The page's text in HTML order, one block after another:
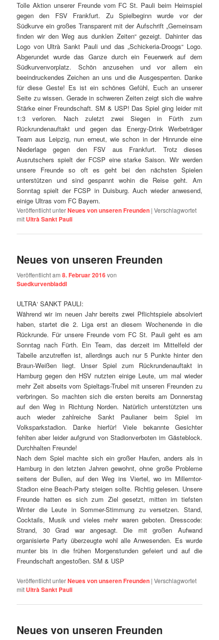
Tolle Aktion unserer Freunde vom FC St. Pauli beim Heimspiel
gegen den FSV Frankfurt. Zu Spielbeginn wurde vor der
Südkurve ein großes Transparent mit der Aufschrift „Gemeinsam
finden wir den Weg aus dunklen Zeiten“ gezeigt. Dahinter das
Logo von Ultrà Sankt Pauli und das „Schickeria-Droogs“ Logo.
Abgerundet wurde das Ganze durch ein Feuerwerk auf dem
Südkurvenvorplatz. Schön anzusehen und vor allem ein
beeindruckendes Zeichen an uns und die Ausgesperrten. Danke
für diese Geste! Es ist ein schönes Gefühl, Euch an unserer
Seite zu wissen. Gerade in schweren Zeiten zeigt sich die wahre
Stärke einer Freundschaft. SM & USP! Das Spiel ging leider mit
1:3 verloren. Nach zuletzt zwei Siegen in Fürth zum
Rückrundenauftakt und gegen das Energy-Drink Werbeträger
Team aus Leipzig, nun erneut, wie schon in der Hinrunde eine
Niederlage gegen den FSV aus Frankfurt. Trotz dieses
Ausrutschers spielt der FCSP eine starke Saison. Wir werden
unsere Freunde so oft es geht bei den nächsten Spielen
unterstützen und sind gespannt wohin die Reise geht. Am
Sonntag spielt der FCSP in Duisburg. Auch wieder anwesend,
einige Ultras vom FC Bayern.
Veröffentlicht unterNeues von unseren Freunden |Verschlagwortet
mit Ultrà Sankt Pauli
Neues von unseren Freunden
Veröffentlicht am8. Februar 2016von
Suedkurvenbladdl
ULTRA‘ SANKT PAULI:
Während wir im neuen Jahr bereits zwei Pflichtspiele absolviert
haben, startet die 2. Liga erst an diesem Wochenende in die
Rückrunde. Für unsere Freunde vom FC St. Pauli geht es am
Sonntag nach Fürth. Ein Team, das derzeit im Mittelfeld der
Tabelle anzutreffen ist, allerdings auch nur 5 Punkte hinter den
Braun-Weißen liegt. Unser Spiel zum Rückrundenauftakt in
Hamburg gegen den HSV nutzten einige Leute, um mal wieder
mehr Zeit abseits vom Spieltags-Trubel mit unseren Freunden zu
verbringen. So machten sich die ersten bereits am Donnerstag
auf den Weg in Richtung Norden. Natürlich unterstützten uns
auch wieder zahlreiche Sankt Paulianer beim Spiel im
Volksparkstadion. Danke hierfür! Viele bekannte Gesichter
fehlten aber leider aufgrund von Stadionverboten im Gästeblock.
Durchhalten Freunde!
Nach dem Spiel machte sich ein großer Haufen, anders als in
Hamburg in den letzten Jahren gewohnt, ohne große Probleme
seitens der Bullen, auf den Weg ins Viertel, wo im Millerntor-
Stadion eine Beach-Party steigen sollte. Richtig gelesen. Unsere
Freunde hatten es sich zum Ziel gesetzt, mitten im tiefsten
Winter die Leute in Sommer-Stimmung zu versetzen. Stand,
Cocktails, Musik und vieles mehr waren geboten. Dresscode:
Strand, 30 Grad war angesagt. Die mit großen Aufwand
organisierte Party überzeugte wohl alle Anwesenden. Es wurde
munter bis in die frühen Morgenstunden gefeiert und auf die
Freundschaft angestoßen. SM & USP
Veröffentlicht unterNeues von unseren Freunden |Verschlagwortet
mit Ultrà Sankt Pauli
Neues von unseren Freunden